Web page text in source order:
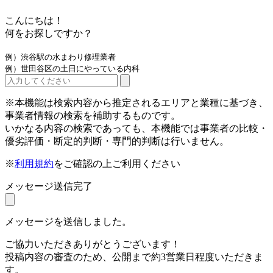
こんにちは！
何をお探しですか？
例）渋谷駅の水まわり修理業者
例）世田谷区の土日にやっている内科
※本機能は検索内容から推定されるエリアと業種に基づき、
事業者情報の検索を補助するものです。
いかなる内容の検索であっても、本機能では事業者の比較・
優劣評価・断定的判断・専門的判断は行いません。
※利用規約をご確認の上ご利用ください
メッセージ送信完了
メッセージを送信しました。
ご協力いただきありがとうございます！
投稿内容の審査のため、公開まで約3営業日程度いただきま
す。